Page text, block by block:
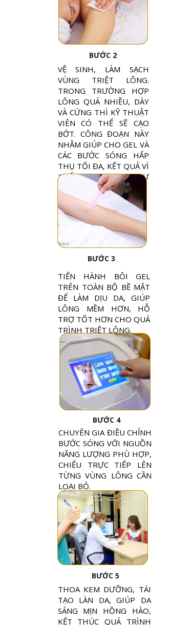
BƯỚC 2
VỆ SINH, LÀM SẠCH
VÙNG TRIỆT LÔNG.
TRONG TRƯỜNG HỢP
LÔNG QUÁ NHIỀU, DÀY
VÀ CỨNG THÌ KỸ THUẬT
VIÊN CÓ THỂ SẼ CẠO
BỚT. CÔNG ĐOẠN NÀY
NHẰM GIÚP CHO GEL VÀ
CÁC BƯỚC SÓNG HẤP
THỤ TỐI ĐA, KẾT QUẢ VÌ
THẾ ĐẠT ĐƯỢC NHƯ
MONG MUỐN.
TIẾN HÀNH BÔI GEL
TRÊN TOÀN BỘ BỀ MẶT
ĐỂ LÀM DỊU DA, GIÚP
LÔNG MỀM HƠN, HỖ
TRỢ TỐT HƠN CHO QUÁ
TRÌNH TRIỆT LÔNG.
BƯỚC 3
BƯỚC 4
CHUYÊN GIA ĐIỀU CHỈNH
BƯỚC SÓNG VỚI NGUỒN
NĂNG LƯỢNG PHÙ HỢP,
CHIẾU TRỰC TIẾP LÊN
TỪNG VÙNG LÔNG CẦN
LOẠI BỎ.
BƯỚC 5
THOA KEM DƯỠNG, TÁI
TẠO LÀN DA, GIÚP DA
SÁNG MỊN HỒNG HÀO,
KẾT THÚC QUÁ TRÌNH